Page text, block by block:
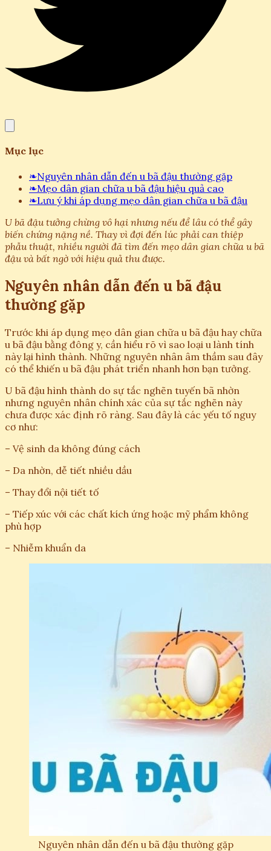
Mục lục
❧Nguyên nhân dẫn đến u bã đậu thường gặp
❧Mẹo dân gian chữa u bã đậu hiệu quả cao
❧Lưu ý khi áp dụng mẹo dân gian chữa u bã đậu
U bã đậu tưởng chừng vô hại nhưng nếu để lâu có thể gây
biến chứng nặng nề. Thay vì đợi đến lúc phải can thiệp
phẫu thuật, nhiều người đã tìm đến mẹo dân gian chữa u bã
đậu và bất ngờ với hiệu quả thu được.
Nguyên nhân dẫn đến u bã đậu
thường gặp
Trước khi áp dụng mẹo dân gian chữa u bã đậu hay chữa
u bã đậu bằng đông y, cần hiểu rõ vì sao loại u lành tính
này lại hình thành. Những nguyên nhân âm thầm sau đây
có thể khiến u bã đậu phát triển nhanh hơn bạn tưởng.
U bã đậu hình thành do sự tắc nghẽn tuyến bã nhờn
nhưng nguyên nhân chính xác của sự tắc nghẽn này
chưa được xác định rõ ràng. Sau đây là các yếu tố nguy
cơ như:
– Vệ sinh da không đúng cách
– Da nhờn, dễ tiết nhiều dầu
– Thay đổi nội tiết tố
– Tiếp xúc với các chất kích ứng hoặc mỹ phẩm không
phù hợp
– Nhiễm khuẩn da
Nguyên nhân dẫn đến u bã đậu thường gặp